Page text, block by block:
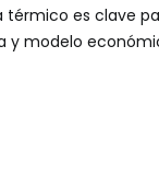
térmico es clave
modelo